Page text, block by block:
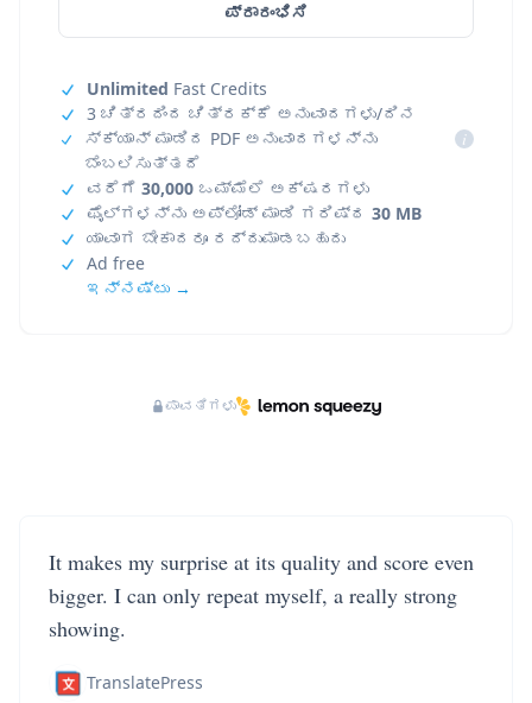
ಪ್ರಾರಂಭಿಸಿ
Unlimited Fast Credits
3 ಚಿತ್ರದಿಂದ ಚಿತ್ರಕ್ಕೆ ಅನುವಾದಗಳು/ದಿನ
ಸ್ಕ್ಯಾನ್ ಮಾಡಿದ PDF ಅನುವಾದಗಳನ್ನು
ಬೆಂಬಲಿಸುತ್ತದೆ
i
ವರೆಗೆ 30,000 ಒಮ್ಮೆಲೆ ಅಕ್ಷರಗಳು
ಫೈಲ್‌ಗಳನ್ನು ಅಪ್‌ಲೋಡ್ ಮಾಡಿ ಗರಿಷ್ಠ 30 MB
ಯಾವಾಗ ಬೇಕಾದರೂ ರದ್ದುಮಾಡಬಹುದು
Ad free
ಇನ್ನಷ್ಟು →
ಪಾವತಿಗಳು
It makes my surprise at its quality and score even
bigger. I can only repeat myself, a really strong
showing.
TranslatePress